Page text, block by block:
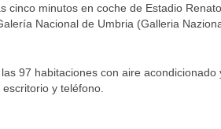
cinco minutos en coche de Estadio
Nacional de Umbria (Galleria
97 habitaciones con aire
y teléfono.